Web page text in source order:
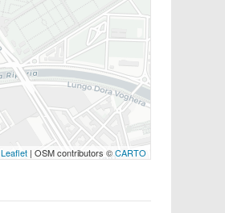
Leaflet| OSM contributors ©CARTO